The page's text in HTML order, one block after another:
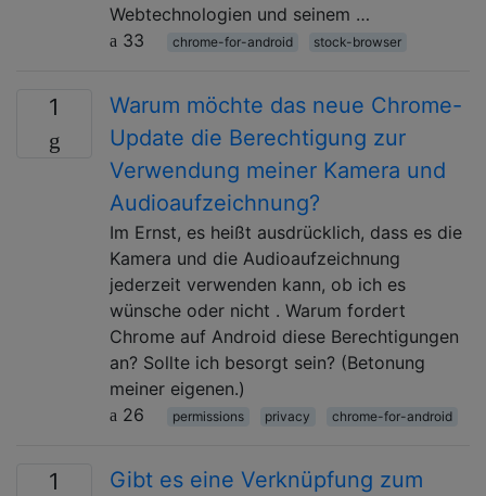
Webtechnologien und seinem …
33
chrome-for-android stock-browser
1
Warum möchte das neue Chrome-
Update die Berechtigung zur
Verwendung meiner Kamera und
Audioaufzeichnung?
Im Ernst, es heißt ausdrücklich, dass es die
Kamera und die Audioaufzeichnung
jederzeit verwenden kann, ob ich es
wünsche oder nicht . Warum fordert
Chrome auf Android diese Berechtigungen
an? Sollte ich besorgt sein? (Betonung
meiner eigenen.)
26
permissions privacy chrome-for-android
1
Gibt es eine Verknüpfung zum